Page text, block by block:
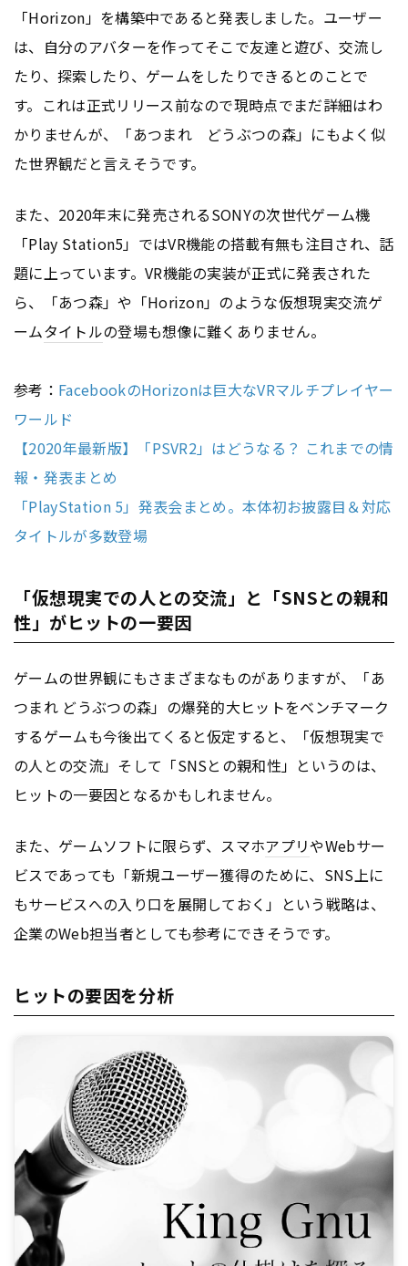
「Horizon」を構築中であると発表しました。ユーザー
は、自分のアバターを作ってそこで友達と遊び、交流し
たり、探索したり、ゲームをしたりできるとのことで
す。これは正式リリース前なので現時点でまだ詳細はわ
かりませんが、「あつまれ どうぶつの森」にもよく似
た世界観だと言えそうです。
また、2020年末に発売されるSONYの次世代ゲーム機
「Play Station5」ではVR機能の搭載有無も注目され、話
題に上っています。VR機能の実装が正式に発表された
ら、「あつ森」や「Horizon」のような仮想現実交流ゲ
ームタイトルの登場も想像に難くありません。
参考： FacebookのHorizonは巨大なVRマルチプレイヤー
ワールド
【2020年最新版】「PSVR2」はどうなる？ これまでの情
報・発表まとめ
「PlayStation 5」発表会まとめ。本体初お披露目＆対応
タイトルが多数登場
「仮想現実での人との交流」と「SNSとの親和
性」がヒットの一要因
ゲームの世界観にもさまざまなものがありますが、「あ
つまれ どうぶつの森」の爆発的大ヒットをベンチマーク
するゲームも今後出てくると仮定すると、「仮想現実で
の人との交流」そして「SNSとの親和性」というのは、
ヒットの一要因となるかもしれません。
また、ゲームソフトに限らず、スマホアプリやWebサー
ビスであっても「新規ユーザー獲得のために、SNS上に
もサービスへの入り口を展開しておく」という戦略は、
企業のWeb担当者としても参考にできそうです。
ヒットの要因を分析